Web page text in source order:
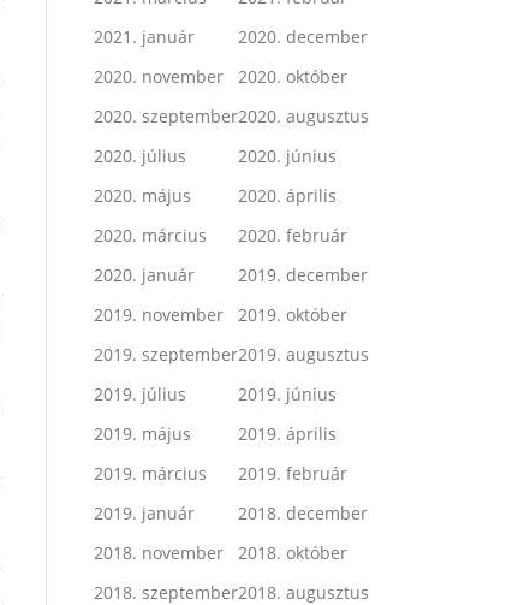
2021. január
2020. december
2020. november
2020. október
2020. szeptember2020. augusztus
2020. július
2020. június
2020. május
2020. április
2020. március
2020. február
2020. január
2019. december
2019. november
2019. október
2019. szeptember2019. augusztus
2019. július
2019. június
2019. május
2019. április
2019. március
2019. február
2019. január
2018. december
2018. november
2018. október
2018. szeptember2018. augusztus